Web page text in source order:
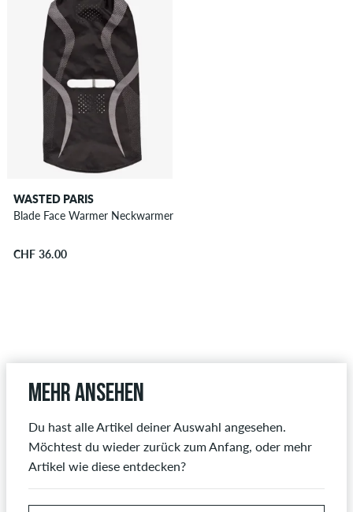
WASTED PARIS
Blade Face Warmer Neckwarmer
CHF 36.00
Mehr ansehen
Du hast alle Artikel deiner Auswahl angesehen.
Möchtest du wieder zurück zum Anfang, oder mehr
Artikel wie diese entdecken?